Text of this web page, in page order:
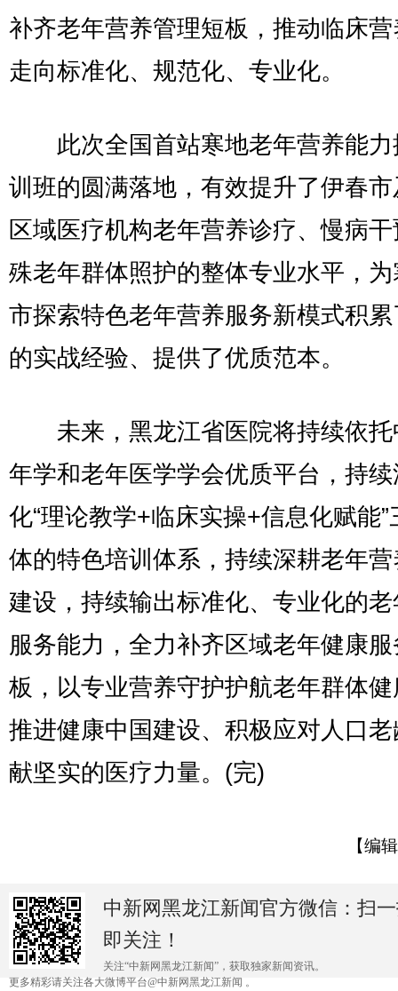
补齐老年营养管理短板，推动临床
走向标准化、规范化、专业化。
此次全国首站寒地老年营养能力
训班的圆满落地，有效提升了伊春
区域医疗机构老年营养诊疗、慢病
殊老年群体照护的整体专业水平，
市探索特色老年营养服务新模式积
的实战经验、提供了优质范本。
未来，黑龙江省医院将持续依托
年学和老年医学学会优质平台，持续
化“理论教学+临床实操+信息化赋能”
体的特色培训体系，持续深耕老年
建设，持续输出标准化、专业化的
服务能力，全力补齐区域老年健康
板，以专业营养守护护航老年群体
推进健康中国建设、积极应对人口
献坚实的医疗力量。(完)
【编
中新网黑龙江新闻官方微信：扫
即关注！
关注“中新网黑龙江新闻”，获取独家新闻资讯。
更多精彩请关注各大微博平台@中新网黑龙江新闻 。